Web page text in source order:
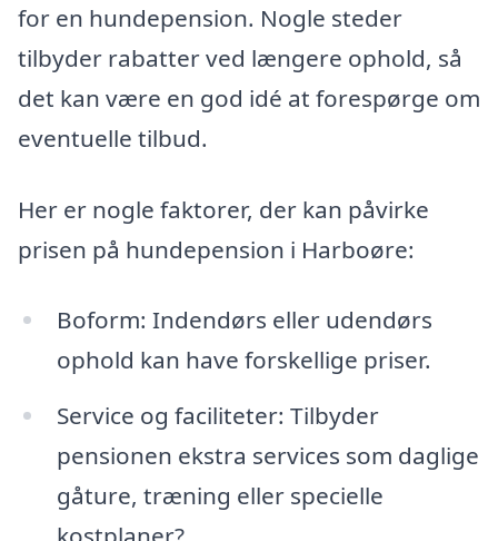
for en hundepension. Nogle steder
tilbyder rabatter ved længere ophold, så
det kan være en god idé at forespørge om
eventuelle tilbud.
Her er nogle faktorer, der kan påvirke
prisen på hundepension i Harboøre:
Boform: Indendørs eller udendørs
ophold kan have forskellige priser.
Service og faciliteter: Tilbyder
pensionen ekstra services som daglige
gåture, træning eller specielle